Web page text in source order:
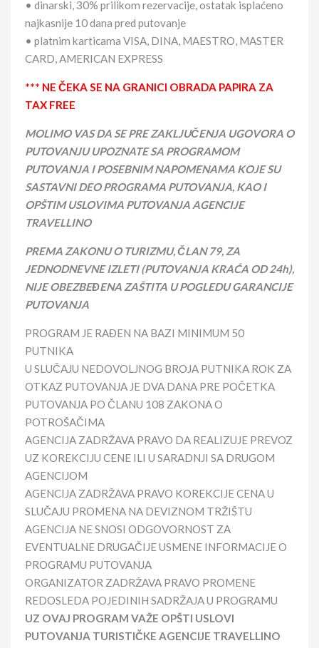
• dinarski, 30% prilikom rezervacije, ostatak isplaćeno
najkasnije 10 dana pred putovanje
• platnim karticama VISA, DINA, MAESTRO, MASTER
CARD, AMERICAN EXPRESS
*** NE ČEKA SE NA GRANICI OBRADA PAPIRA ZA
TAX FREE
MOLIMO VAS DA SE PRE ZAKLJUČENJA UGOVORA O
PUTOVANJU UPOZNATE SA PROGRAMOM
PUTOVANJA I POSEBNIM NAPOMENAMA KOJE SU
SASTAVNI DEO PROGRAMA PUTOVANJA, KAO I
OPŠTIM USLOVIMA PUTOVANJA AGENCIJE
TRAVELLINO
PREMA ZAKONU O TURIZMU, ČLAN 79, ZA
JEDNODNEVNE IZLETI (PUTOVANJA KRAĆA OD 24h),
NIJE OBEZBEĐENA ZAŠTITA U POGLEDU GARANCIJE
PUTOVANJA
PROGRAM JE RAĐEN NA BAZI MINIMUM 50
PUTNIKA
U SLUČAJU NEDOVOLJNOG BROJA PUTNIKA ROK ZA
OTKAZ PUTOVANJA JE DVA DANA PRE POČETKA
PUTOVANJA PO ČLANU 108 ZAKONA O
POTROŠAČIMA
AGENCIJA ZADRŽAVA PRAVO DA REALIZUJE PREVOZ
UZ KOREKCIJU CENE ILI U SARADNJI SA DRUGOM
AGENCIJOM
AGENCIJA ZADRŽAVA PRAVO KOREKCIJE CENA U
SLUČAJU PROMENA NA DEVIZNOM TRŽIŠTU
AGENCIJA NE SNOSI ODGOVORNOST ZA
EVENTUALNE DRUGAČIJE USMENE INFORMACIJE O
PROGRAMU PUTOVANJA
ORGANIZATOR ZADRŽAVA PRAVO PROMENE
REDOSLEDA POJEDINIH SADRŽAJA U PROGRAMU
UZ OVAJ PROGRAM VAŽE OPŠTI USLOVI
PUTOVANJA TURISTIČKE AGENCIJE TRAVELLINO